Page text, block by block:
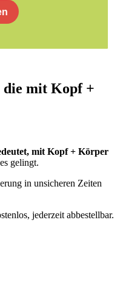
die mit Kopf +
mit Kopf + Körper
gelingt.
in unsicheren Zeiten
jederzeit abbestellbar.